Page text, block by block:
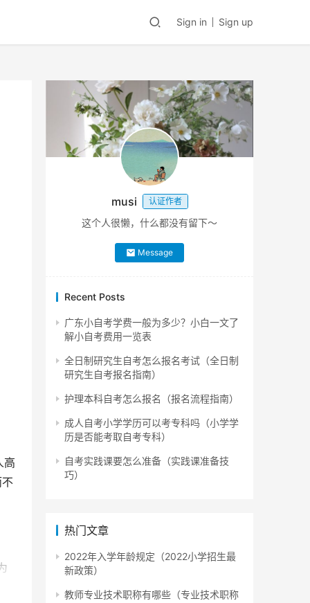
Sign in Sign up
高
musi 认证作者
这个人很懒，什么都没有留下～
Message
Recent Posts
广东小自考学费一般为多少？小白一文了
解小自考费用一览表
全日制研究生自考怎么报名考试（全日制
研究生自考报名指南）
护理本科自考怎么报名（报名流程指南）
成人自考小学学历可以考专科吗（小学学
历是否能考取自考专科）
自考实践课要怎么准备（实践课准备技
巧）
热门文章
2022年入学年龄规定（2022小学招生最
新政策）
教师专业技术职称有哪些（专业技术职称